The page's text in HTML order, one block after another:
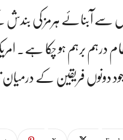
آبنائے ہرمز کی بندش
درہم برہم ہو چکا
فریقین کے